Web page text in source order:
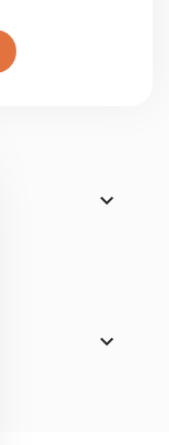


le bandeau des